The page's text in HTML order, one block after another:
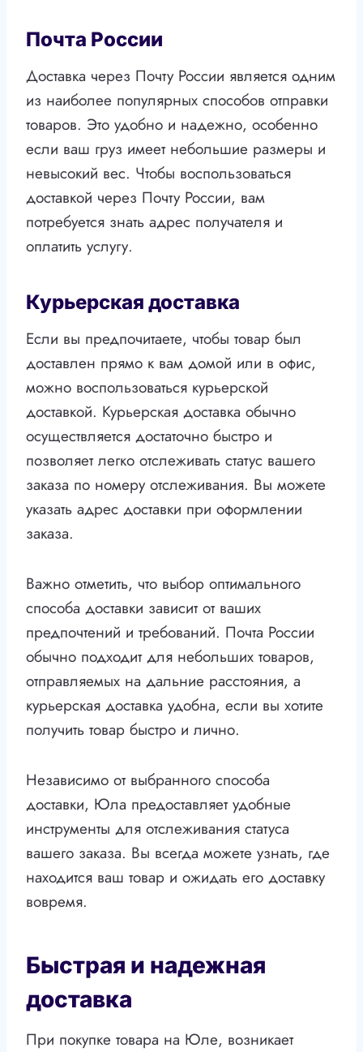
Почта России
Доставка через Почту России является одним
из наиболее популярных способов отправки
товаров. Это удобно и надежно, особенно
если ваш груз имеет небольшие размеры и
невысокий вес. Чтобы воспользоваться
доставкой через Почту России, вам
потребуется знать адрес получателя и
оплатить услугу.
Курьерская доставка
Если вы предпочитаете, чтобы товар был
доставлен прямо к вам домой или в офис,
можно воспользоваться курьерской
доставкой. Курьерская доставка обычно
осуществляется достаточно быстро и
позволяет легко отслеживать статус вашего
заказа по номеру отслеживания. Вы можете
указать адрес доставки при оформлении
заказа.
Важно отметить, что выбор оптимального
способа доставки зависит от ваших
предпочтений и требований. Почта России
обычно подходит для небольших товаров,
отправляемых на дальние расстояния, а
курьерская доставка удобна, если вы хотите
получить товар быстро и лично.
Независимо от выбранного способа
доставки, Юла предоставляет удобные
инструменты для отслеживания статуса
вашего заказа. Вы всегда можете узнать, где
находится ваш товар и ожидать его доставку
вовремя.
Быстрая и надежная
доставка
При покупке товара на Юле, возникает